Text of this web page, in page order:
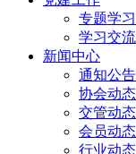
专题学习
学习交流
新闻中心
通知公告
协会动态
交管动态
会员动态
行业动态